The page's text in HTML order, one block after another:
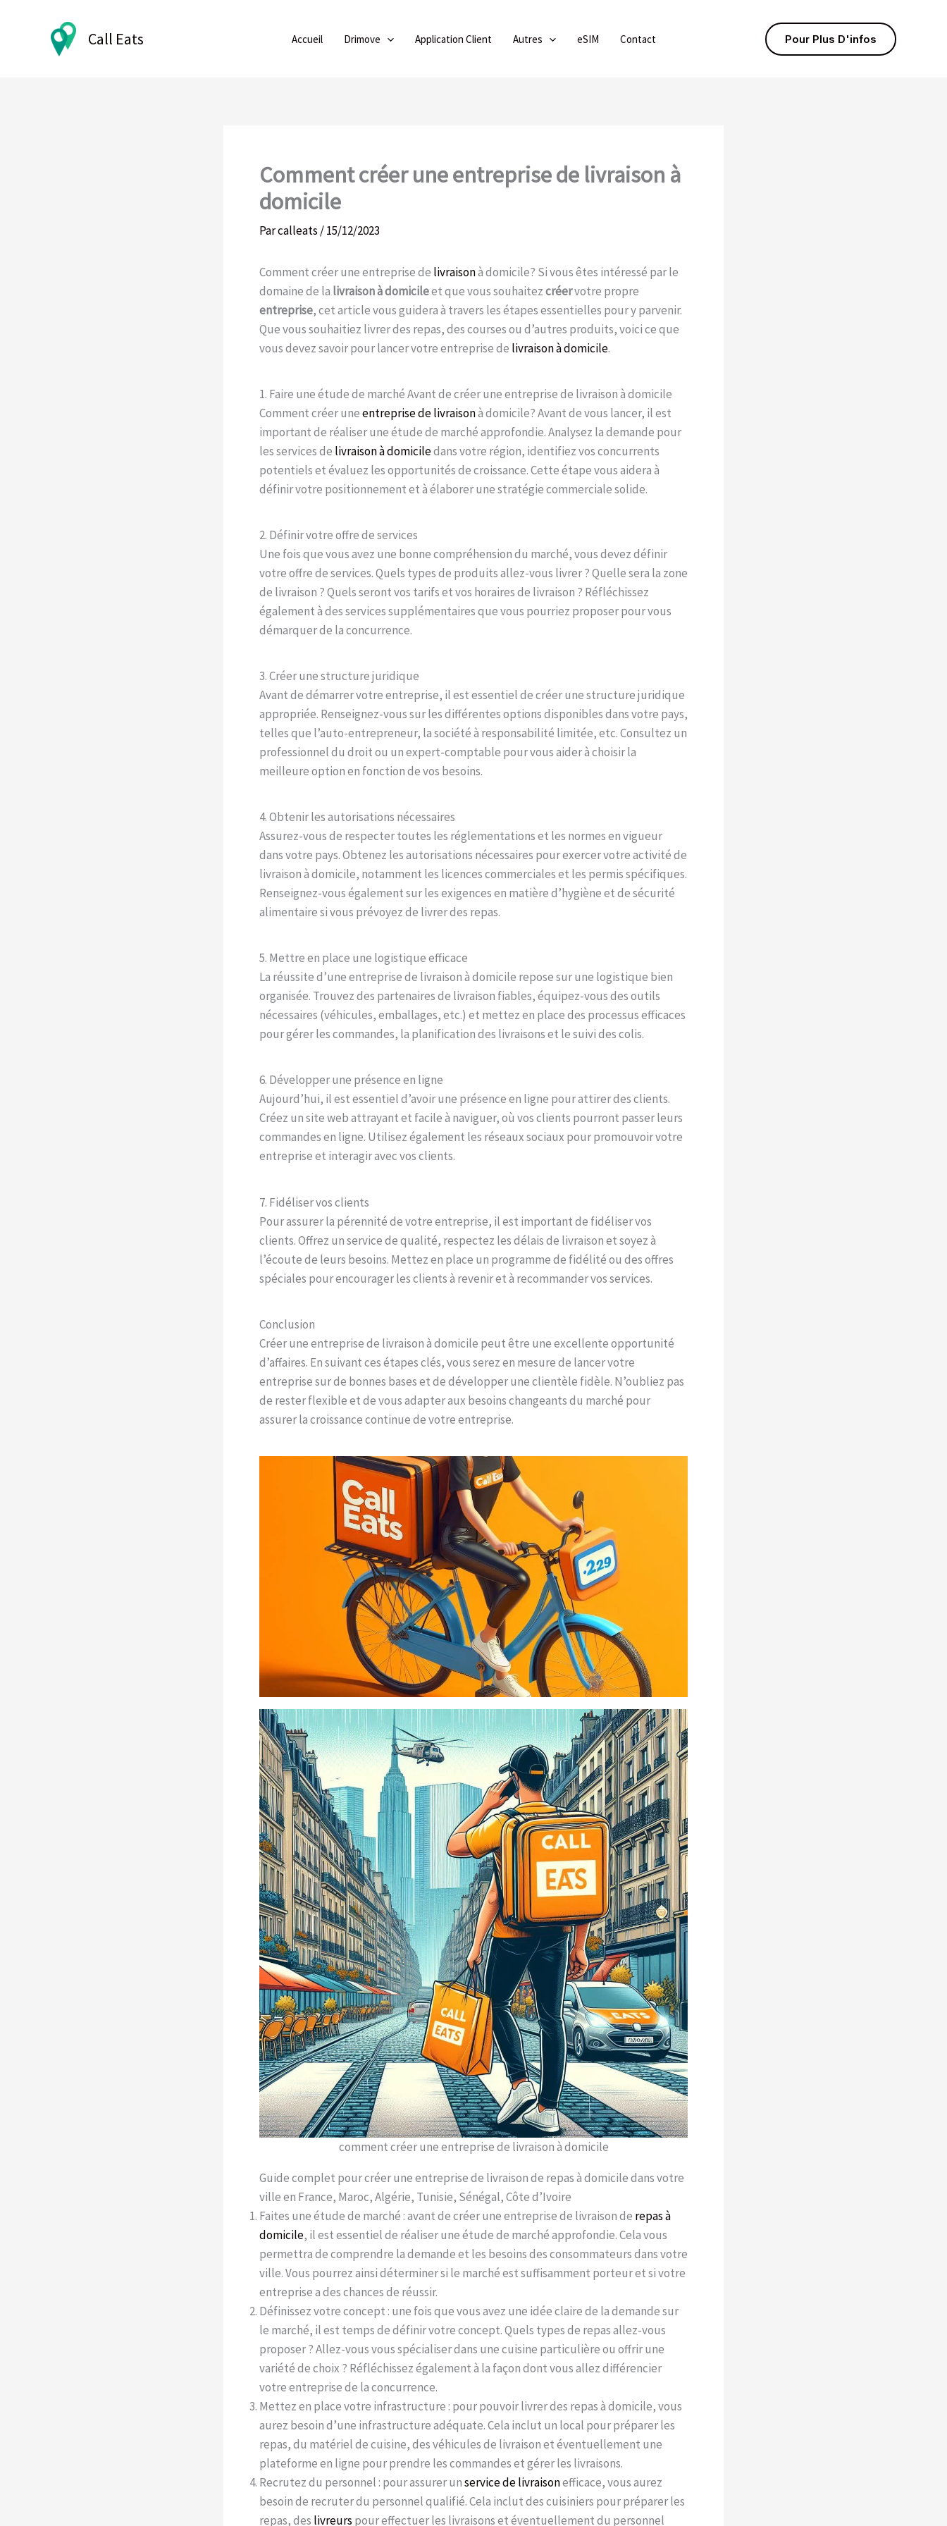
Call Eats Accueil Drimove Application Client Autres eSIM Contact Pour Plus D'infos
Comment créer une entreprise de livraison à
domicile
Parcalleats /15/12/2023
Comment créer une entreprise de livraisonà domicile? Si vous êtes intéressé par le
domaine de la livraison à domicileet que vous souhaitezcréervotre propre
entreprise, cet article vous guidera à travers les étapes essentielles pour y parvenir.
Que vous souhaitiez livrer des repas, des courses ou d’autres produits, voici ce que
vous devez savoir pour lancer votre entreprise de livraison à domicile.
1. Faire une étude de marché Avant de créer une entreprise de livraison à domicile
Comment créer uneentreprise de livraisonà domicile? Avant de vous lancer, il est
important de réaliser une étude de marché approfondie. Analysez la demande pour
les services de livraison à domiciledans votre région, identifiez vos concurrents
potentiels et évaluez les opportunités de croissance. Cette étape vous aidera à
définir votre positionnement et à élaborer une stratégie commerciale solide.
2. Définir votre offre de services
Une fois que vous avez une bonne compréhension du marché, vous devez définir
votre offre de services. Quels types de produits allez-vous livrer ? Quelle sera la zone
de livraison ? Quels seront vos tarifs et vos horaires de livraison ? Réfléchissez
également à des services supplémentaires que vous pourriez proposer pour vous
démarquer de la concurrence.
3. Créer une structure juridique
Avant de démarrer votre entreprise, il est essentiel de créer une structure juridique
appropriée. Renseignez-vous sur les différentes options disponibles dans votre pays,
telles que l’auto-entrepreneur, la société à responsabilité limitée, etc. Consultez un
professionnel du droit ou un expert-comptable pour vous aider à choisir la
meilleure option en fonction de vos besoins.
4. Obtenir les autorisations nécessaires
Assurez-vous de respecter toutes les réglementations et les normes en vigueur
dans votre pays. Obtenez les autorisations nécessaires pour exercer votre activité de
livraison à domicile, notamment les licences commerciales et les permis spécifiques.
Renseignez-vous également sur les exigences en matière d’hygiène et de sécurité
alimentaire si vous prévoyez de livrer des repas.
5. Mettre en place une logistique efficace
La réussite d’une entreprise de livraison à domicile repose sur une logistique bien
organisée. Trouvez des partenaires de livraison fiables, équipez-vous des outils
nécessaires (véhicules, emballages, etc.) et mettez en place des processus efficaces
pour gérer les commandes, la planification des livraisons et le suivi des colis.
6. Développer une présence en ligne
Aujourd’hui, il est essentiel d’avoir une présence en ligne pour attirer des clients.
Créez un site web attrayant et facile à naviguer, où vos clients pourront passer leurs
commandes en ligne. Utilisez également les réseaux sociaux pour promouvoir votre
entreprise et interagir avec vos clients.
7. Fidéliser vos clients
Pour assurer la pérennité de votre entreprise, il est important de fidéliser vos
clients. Offrez un service de qualité, respectez les délais de livraison et soyez à
l’écoute de leurs besoins. Mettez en place un programme de fidélité ou des offres
spéciales pour encourager les clients à revenir et à recommander vos services.
Conclusion
Créer une entreprise de livraison à domicile peut être une excellente opportunité
d’affaires. En suivant ces étapes clés, vous serez en mesure de lancer votre
entreprise sur de bonnes bases et de développer une clientèle fidèle. N’oubliez pas
de rester flexible et de vous adapter aux besoins changeants du marché pour
assurer la croissance continue de votre entreprise.
comment créer une entreprise de livraison à domicile
Guide complet pour créer une entreprise de livraison de repas à domicile dans votre
ville en France, Maroc, Algérie, Tunisie, Sénégal, Côte d’Ivoire
Faites une étude de marché : avant de créer une entreprise de livraison de repas à
domicile, il est essentiel de réaliser une étude de marché approfondie. Cela vous
permettra de comprendre la demande et les besoins des consommateurs dans votre
ville. Vous pourrez ainsi déterminer si le marché est suffisamment porteur et si votre
entreprise a des chances de réussir.
Définissez votre concept : une fois que vous avez une idée claire de la demande sur
le marché, il est temps de définir votre concept. Quels types de repas allez-vous
proposer ? Allez-vous vous spécialiser dans une cuisine particulière ou offrir une
variété de choix ? Réfléchissez également à la façon dont vous allez différencier
votre entreprise de la concurrence.
Mettez en place votre infrastructure : pour pouvoir livrer des repas à domicile, vous
aurez besoin d’une infrastructure adéquate. Cela inclut un local pour préparer les
repas, du matériel de cuisine, des véhicules de livraison et éventuellement une
plateforme en ligne pour prendre les commandes et gérer les livraisons.
Recrutez du personnel : pour assurer unservice de livraisonefficace, vous aurez
besoin de recruter du personnel qualifié. Cela inclut des cuisiniers pour préparer les
repas, des livreurs pour effectuer les livraisons et éventuellement du personnel